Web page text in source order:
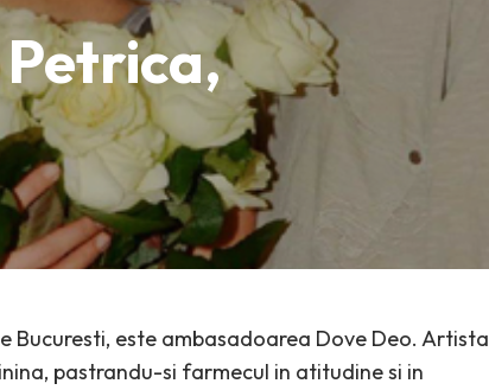
Bucuresti, este ambasadoarea Dove Deo. Artista
pastrandu-si farmecul in atitudine si in